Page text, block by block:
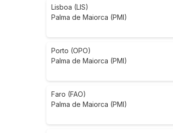
Lisboa (LIS)
Palma de Maiorca (PMI)
Porto (OPO)
Palma de Maiorca (PMI)
Faro (FAO)
Palma de Maiorca (PMI)